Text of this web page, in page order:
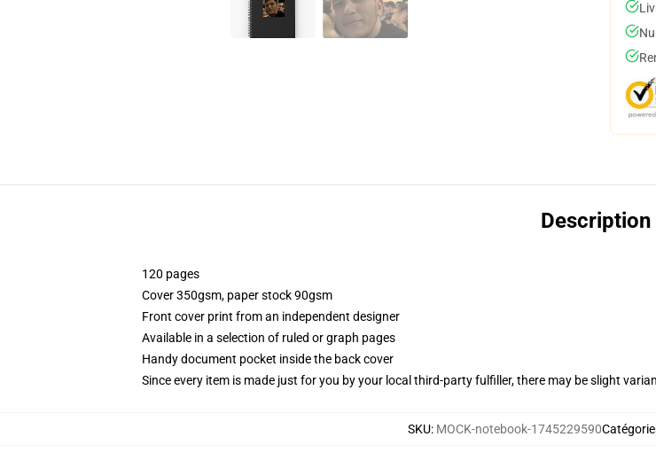
Description
120 pages
Cover 350gsm, paper stock 90gsm
Front cover print from an independent designer
Available in a selection of ruled or graph pages
Handy document pocket inside the back cover
Since every item is made just for you by your local third-party fulfiller, there may be slight
SKU: MOCK-notebook-1745229590